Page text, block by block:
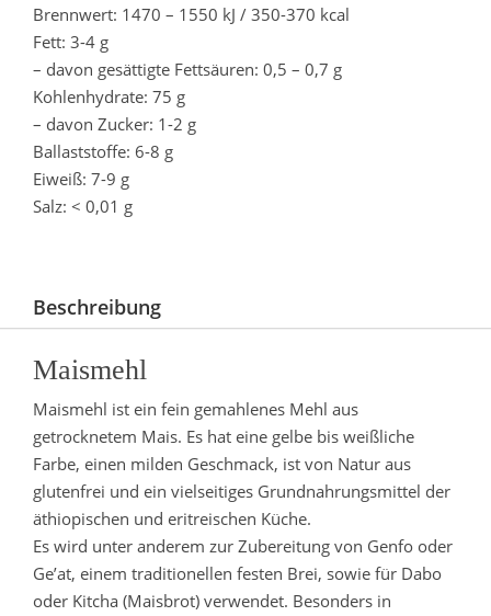
Brennwert: 1470 – 1550 kJ / 350-370 kcal
Fett: 3-4 g
– davon gesättigte Fettsäuren: 0,5 – 0,7 g
Kohlenhydrate: 75 g
– davon Zucker: 1-2 g
Ballaststoffe: 6-8 g
Eiweiß: 7-9 g
Salz: < 0,01 g
Beschreibung
Maismehl
Maismehl ist ein fein gemahlenes Mehl aus
getrocknetem Mais. Es hat eine gelbe bis weißliche
Farbe, einen milden Geschmack, ist von Natur aus
glutenfrei und ein vielseitiges Grundnahrungsmittel der
äthiopischen und eritreischen Küche.
Es wird unter anderem zur Zubereitung von Genfo oder
Ge’at, einem traditionellen festen Brei, sowie für Dabo
oder Kitcha (Maisbrot) verwendet. Besonders in